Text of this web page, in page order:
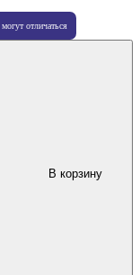
отличаться
В корзину